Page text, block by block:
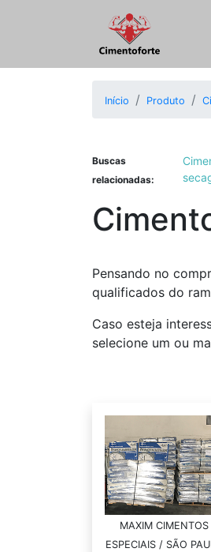
Início Produto
Buscas
relacionadas:
Pensando no
qualificados do
Caso esteja
selecione um ou
MAXIM CIMENTOS
ESPECIAIS / SÃO